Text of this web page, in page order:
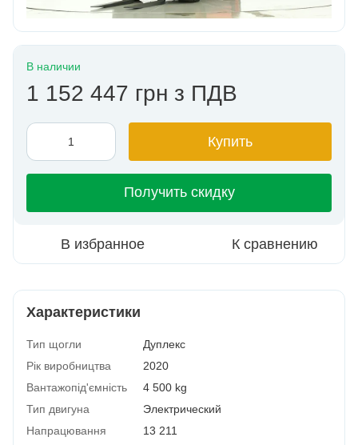
В наличии
1 152 447 грн з ПДВ
Купить
Получить скидку
В избранное К сравнению
Характеристики
Тип щогли
Дуплекс
Рік виробництва
2020
Вантажопід'ємність
4 500 kg
Тип двигуна
Электрический
Напрацювання
13 211